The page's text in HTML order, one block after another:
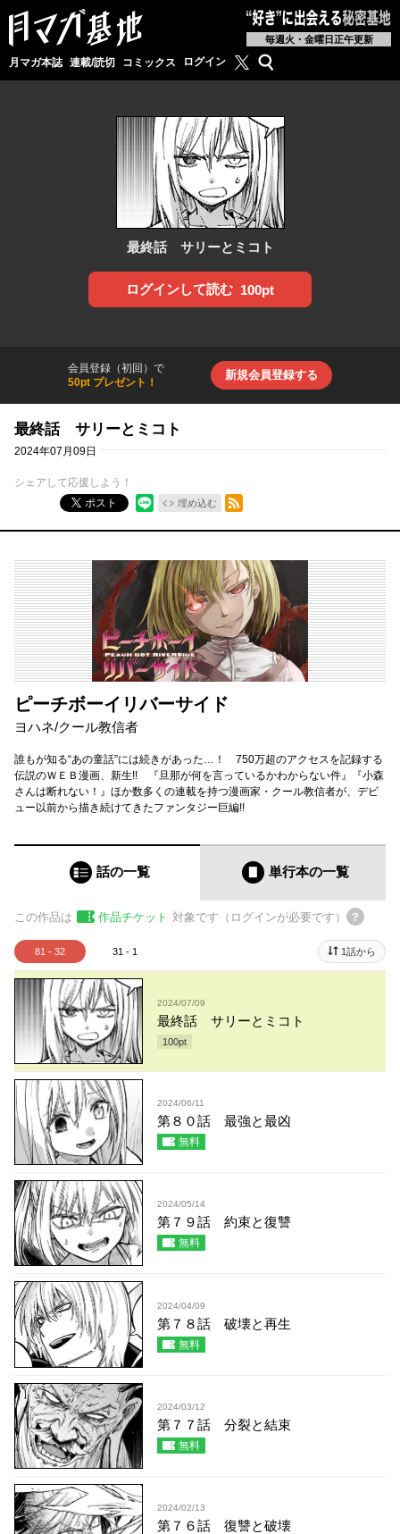
毎週火・金曜日正午更新
月マガ本誌 連載/読切 コミックス ログイン 月マガ基地公式X
検索
最終話 サリーとミコト
ログインして読む 100pt
会員登録（初回）で
50pt プレゼント！
新規会員登録する
最終話 サリーとミコト
2024年07月09日
シェアして応援しよう！
ポスト
埋め込む
RSSフィード
ピーチボーイリバーサイド
ヨハネ/クール教信者
誰もが知る“あの童話”には続きがあった…！ 750万超のアクセスを記録する
伝説のＷＥＢ漫画、新生!! 『旦那が何を言っているかわからない件』『小森
さんは断れない！』ほか数多くの連載を持つ漫画家・クール教信者が、デビ
ュー以前から描き続けてきたファンタジー巨編!!
話の一覧 単行本の一覧
この作品は 作品チケット 対象です（ログインが必要です）
81 - 32 31 - 1 1話から
2024/07/09
最終話 サリーとミコト
100pt
2024/06/11
第８０話 最強と最凶
無料
2024/05/14
第７９話 約束と復讐
無料
2024/04/09
第７８話 破壊と再生
無料
2024/03/12
第７７話 分裂と結束
無料
2024/02/13
第７６話 復讐と破壊